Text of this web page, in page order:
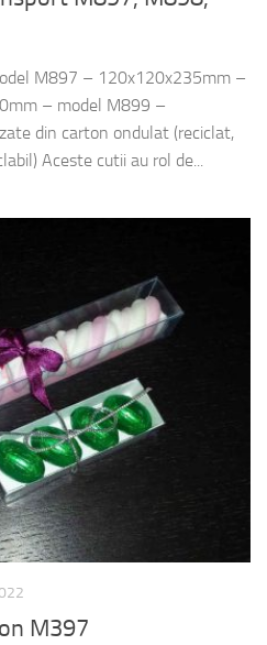
M897 – 120x120x235mm –
– model M899 –
din carton ondulat (reciclat,
Aceste cutii au rol de...
M397